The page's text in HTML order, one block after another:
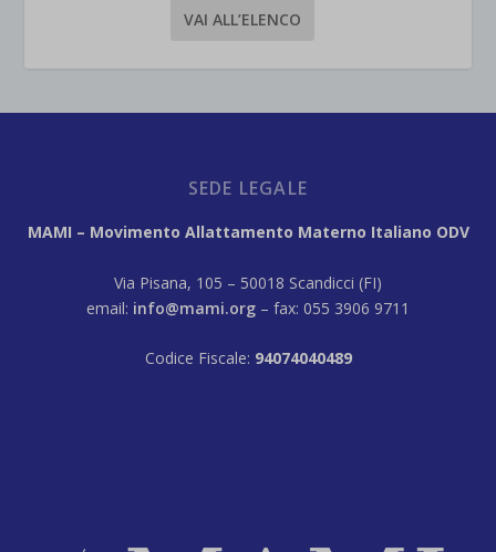
VAI ALL’ELENCO
SEDE LEGALE
MAMI – Movimento Allattamento Materno Italiano ODV
Via Pisana, 105 – 50018 Scandicci (FI)
email: info@mami.org – fax: 055 3906 9711
Codice Fiscale: 94074040489